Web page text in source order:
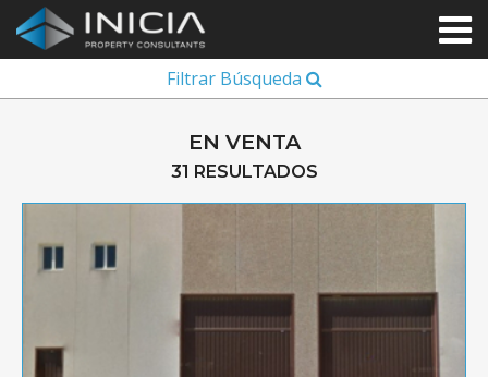
Filtrar Búsqueda
EN VENTA
31 RESULTADOS